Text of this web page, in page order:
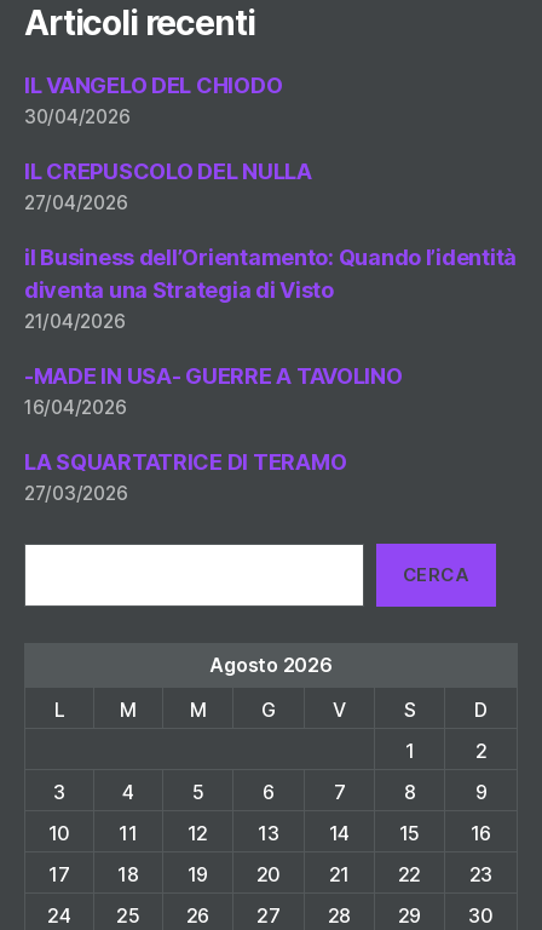
Articoli recenti
IL VANGELO DEL CHIODO
30/04/2026
IL CREPUSCOLO DEL NULLA
27/04/2026
il Business dell’Orientamento: Quando l’identità
diventa una Strategia di Visto
21/04/2026
-MADE IN USA- GUERRE A TAVOLINO
16/04/2026
LA SQUARTATRICE DI TERAMO
27/03/2026
CERCA
Agosto 2026
L
M M G V S
D
1
2
3
4 5 6 7 8
9
10
11 12 13 14 15
16
17
18 19 20 21 22
23
24
25 26 27 28 29 30